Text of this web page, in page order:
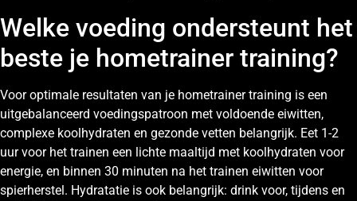
Welke voeding ondersteunt het
beste je hometrainer training?
Voor optimale resultaten van je hometrainer training is een
uitgebalanceerd voedingspatroon met voldoende eiwitten,
complexe koolhydraten en gezonde vetten belangrijk. Eet 1-2
uur voor het trainen een lichte maaltijd met koolhydraten voor
energie, en binnen 30 minuten na het trainen eiwitten voor
spierherstel. Hydratatie is ook belangrijk: drink voor, tijdens en